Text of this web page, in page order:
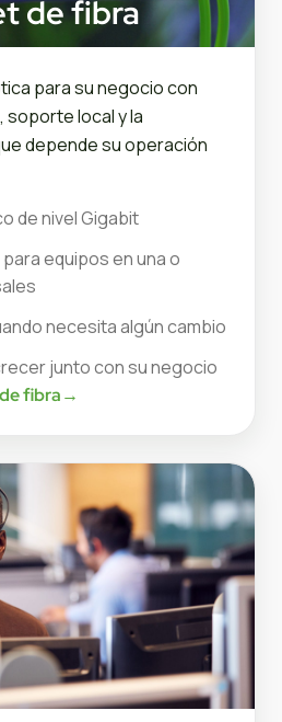
de fibra
para su negocio con
soporte local y la
depende su operación
de nivel Gigabit
equipos en una o
necesita algún cambio
junto con su negocio
fibra→